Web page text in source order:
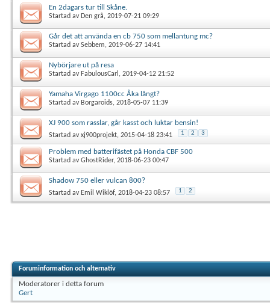
En 2dagars tur till Skåne.
Startad av Den grå, 2019-07-21 09:29
Går det att använda en cb 750 som mellantung mc?
Startad avSebbem, 2019-06-27 14:41
Nybörjare ut på resa
Startad av FabulousCarl , 2019-04-12 21:52
Yamaha Virgago 1100cc Åka långt?
Startad av Borgaroids, 2018-05-07 11:39
XJ 900 som rasslar, går kasst och luktar bensin!
Startad avxj900projekt, 2015-04-18 23:41 1 2 3
Problem med batterifästet på Honda CBF 500
Startad avGhostRider, 2018-06-23 00:47
Shadow 750 eller vulcan 800?
Startad av Emil Wiklöf, 2018-04-23 08:57 1 2
Foruminformation och alternativ
Moderatorer i detta forum
Gert